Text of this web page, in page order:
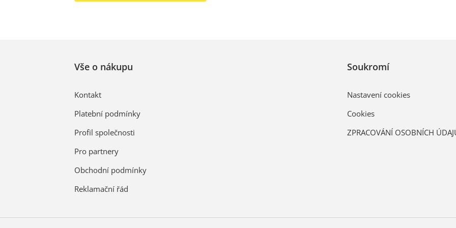
Vše o nákupu
Kontakt
Platební podmínky
Profil společnosti
Pro partnery
Obchodní podmínky
Reklamační řád
Soukromí
Nastavení cookies
Cookies
ZPRACOVÁNÍ OSOBNÍCH